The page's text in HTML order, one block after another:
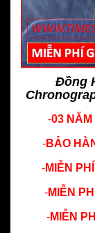
Đồng
-03 NĂM
-BẢO
-MIỄN PHÍ
-MIỄN PHÍ
-MIỄN PHÍ